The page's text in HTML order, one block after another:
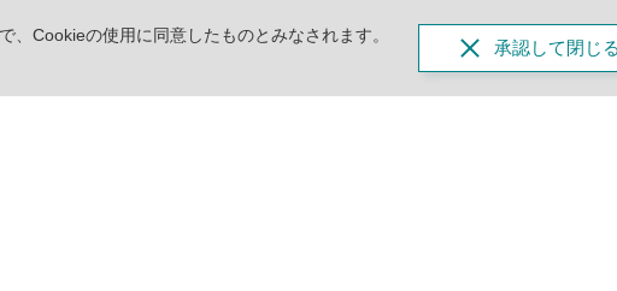
Cookieの使用に同意したものとみなされます。
承認して閉じる